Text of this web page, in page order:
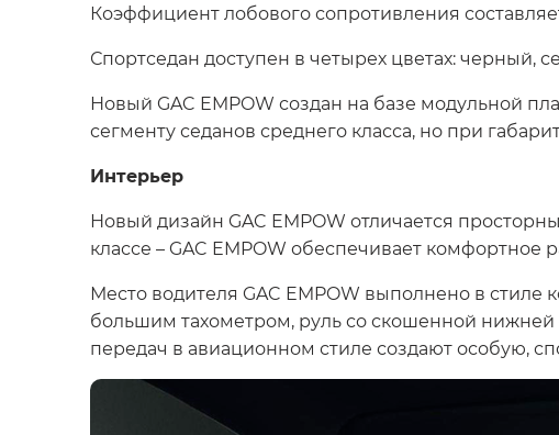
Коэффициент лобового сопротивления
Спортседан доступен в четырех цветах: черный,
Новый GAC EMPOW создан на базе модульной
сегменту седанов среднего класса, но при
Интерьер
Новый дизайн GAC EMPOW отличается
классе – GAC EMPOW обеспечивает
Место водителя GAC EMPOW выполнено в
большим тахометром, руль со скошенной нижней
передач в авиационном стиле создают особую,